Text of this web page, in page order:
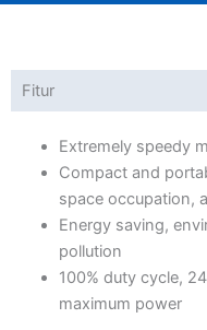
Fitur
Extremely speedy
Compact and
space occupation,
Energy saving,
pollution
100% duty cycle,
maximum power